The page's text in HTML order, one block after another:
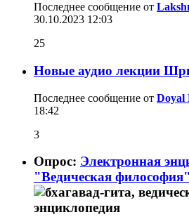
Последнее сообщение от
30.10.2023 12:03
25
Новые аудио лекции
Последнее сообщение от Doyal
18:42
3
Опрос: Электронная
"Ведическая философия"